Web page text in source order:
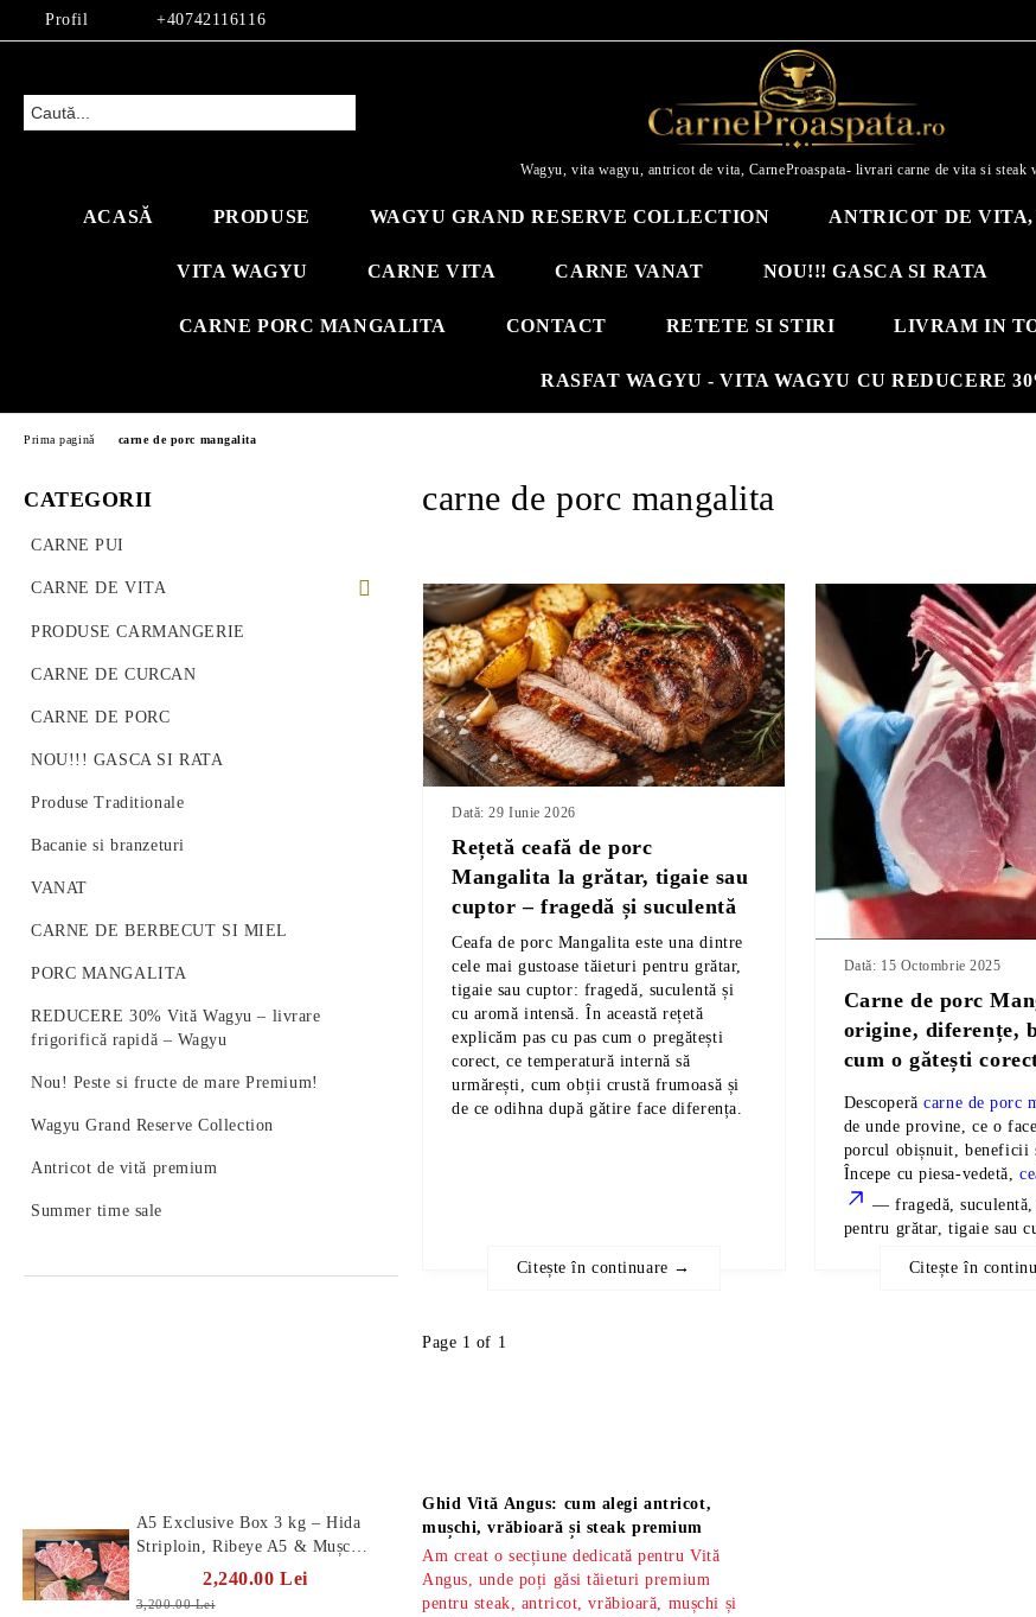
Profil +40742116116
Wagyu, vita wagyu, antricot de vita, CarneProaspata- livrari carne de vita si steak
ACASĂ PRODUSE WAGYU GRAND RESERVE COLLECTION ANTRICOT DE
VITA WAGYU CARNE VITA CARNE VANAT NOU!!! GASCA SI RATA
CARNE PORC MANGALITA CONTACT RETETE SI STIRI LIVRAM IN
RASFAT WAGYU - VITA WAGYU CU REDUCERE
CATEGORII
CARNE PUI
CARNE DE VITA
PREMIUM BEEF STEAK
VITA ROMANEASCA
VITA WAGYU
Vită Angus Premium
PRODUSE CARMANGERIE
CARNE DE CURCAN
CARNE DE PORC
NOU!!! GASCA SI RATA
Produse Traditionale
Bacanie si branzeturi
VANAT
CARNE DE BERBECUT SI MIEL
PORC MANGALITA
REDUCERE 30% Vită Wagyu – livrare
frigorifică rapidă – Wagyu
Nou! Peste si fructe de mare Premium!
Wagyu Grand Reserve Collection
Antricot de vită premium
Summer time sale
Prima pagină carne de porc mangalita
carne de porc mangalita
Rețetă ceafă de porc
Mangalita la grătar, tigaie sau
cuptor – fragedă și suculentă
Dată: 29 Iunie 2026
Ceafa de porc Mangalita este una dintre
cele mai gustoase tăieturi pentru grătar,
tigaie sau cuptor: fragedă, suculentă și
cu aromă intensă. În această rețetă
explicăm pas cu pas cum o pregătești
corect, ce temperatură internă să
urmărești, cum obții crustă frumoasă și
de ce odihna după gătire face diferența.
Citește în continuare →
Carne de porc
origine, diferențe,
cum o gătești
Dată: 15 Octombrie 2025
Descoperăcarne de porc
de unde provine, ce o
porcul obișnuit, beneficii
Începe cu piesa-vedetă,
— fragedă, suculentă,
pentru grătar, tigaie sau
Citește în
Page 1 of 1
A5 Exclusive Box 3 kg – Hida
Striploin, Ribeye A5 & Mușchi
2,240.00 Lei
3,200.00 Lei
Ghid Vită Angus: cum alegi antricot,
mușchi, vrăbioară și steak premium
Am creat o secțiune dedicată pentru Vită
Angus, unde poți găsi tăieturi premium
pentru steak, antricot, vrăbioară, mușchi și